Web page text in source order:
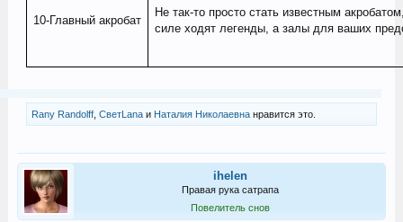
10-Главный акробат
Не так-то просто стать известным
силе ходят легенды, а залы для ваших
Rany Randolff, СветLanaи Наталия Николаевнанравится это.
ihelen
Правая рука сатрапа
Повелитель снов